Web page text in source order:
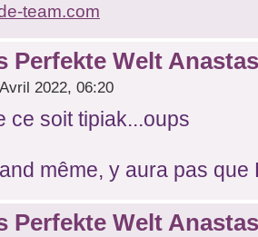
team.com
Perfekte Welt
2022, 06:20
ce soit tipiak...oups
même, y aura pas que
Perfekte Welt